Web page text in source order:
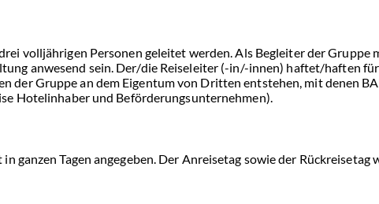
volljährigen Personen geleitet werden. Als Begleiter der Gruppe
anwesend sein. Der/die Reiseleiter (-in/-innen) haftet/haften
der Gruppe an dem Eigentum von Dritten entstehen, mit denen
Hotelinhaber und Beförderungsunternehmen).
ganzen Tagen angegeben. Der Anreisetag sowie der Rückreisetag